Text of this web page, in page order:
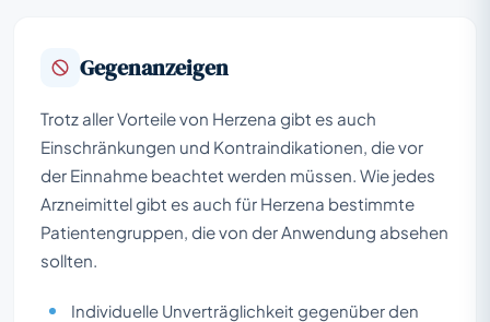
Gegenanzeigen
Trotz aller Vorteile von Herzena gibt es auch
Einschränkungen und Kontraindikationen, die vor
der Einnahme beachtet werden müssen. Wie jedes
Arzneimittel gibt es auch für Herzena bestimmte
Patientengruppen, die von der Anwendung absehen
sollten.
Individuelle Unverträglichkeit gegenüber den